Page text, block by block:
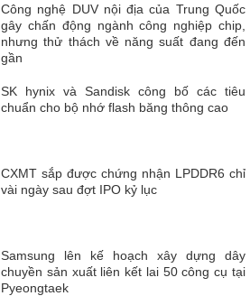
Công nghệ DUV nội địa của Trung Quốc
gây chấn động ngành công nghiệp chip,
nhưng thử thách về năng suất đang đến
gần
SK hynix và Sandisk công bố các tiêu
chuẩn cho bộ nhớ flash băng thông cao
CXMT sắp được chứng nhận LPDDR6 chỉ
vài ngày sau đợt IPO kỷ lục
Samsung lên kế hoạch xây dựng dây
chuyền sản xuất liên kết lai 50 công cụ tại
Pyeongtaek